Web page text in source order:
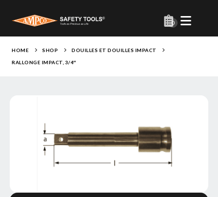
0
HOME SHOP DOUILLES ET DOUILLES IMPACT
RALLONGE IMPACT, 3/4″